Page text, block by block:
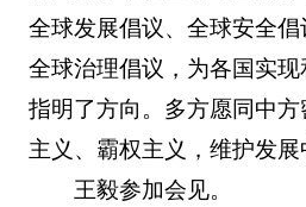
全球发展倡议、全球安全倡
全球治理倡议，为各国实
指明了方向。多方愿同中
主义、霸权主义，维护发展
王毅参加会见。